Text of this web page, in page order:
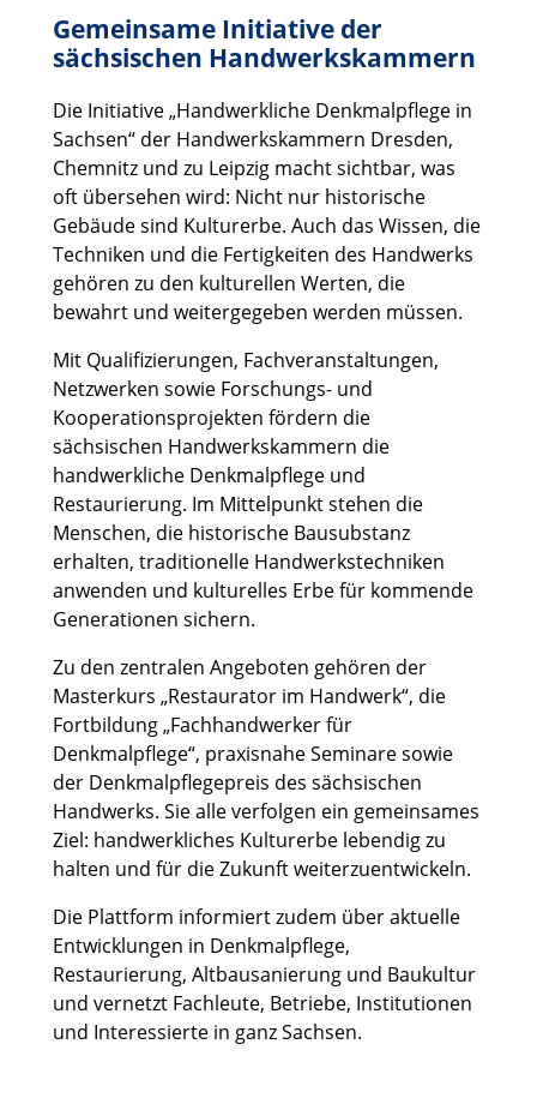
Gemeinsame Initiative der
sächsischen Handwerkskammern
Die Initiative „Handwerkliche Denkmalpflege in
Sachsen“ der Handwerkskammern Dresden,
Chemnitz und zu Leipzig macht sichtbar, was
oft übersehen wird: Nicht nur historische
Gebäude sind Kulturerbe. Auch das Wissen, die
Techniken und die Fertigkeiten des Handwerks
gehören zu den kulturellen Werten, die
bewahrt und weitergegeben werden müssen.
Mit Qualifizierungen, Fachveranstaltungen,
Netzwerken sowie Forschungs- und
Kooperationsprojekten fördern die
sächsischen Handwerkskammern die
handwerkliche Denkmalpflege und
Restaurierung. Im Mittelpunkt stehen die
Menschen, die historische Bausubstanz
erhalten, traditionelle Handwerkstechniken
anwenden und kulturelles Erbe für kommende
Generationen sichern.
Zu den zentralen Angeboten gehören der
Masterkurs „Restaurator im Handwerk“, die
Fortbildung „Fachhandwerker für
Denkmalpflege“, praxisnahe Seminare sowie
der Denkmalpflegepreis des sächsischen
Handwerks. Sie alle verfolgen ein gemeinsames
Ziel: handwerkliches Kulturerbe lebendig zu
halten und für die Zukunft weiterzuentwickeln.
Die Plattform informiert zudem über aktuelle
Entwicklungen in Denkmalpflege,
Restaurierung, Altbausanierung und Baukultur
und vernetzt Fachleute, Betriebe, Institutionen
und Interessierte in ganz Sachsen.